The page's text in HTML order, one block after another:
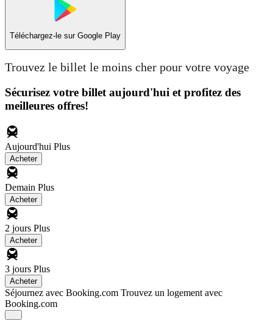
Téléchargez-le sur Google Play
Trouvez le billet le moins cher pour votre voyage
Sécurisez votre billet aujourd'hui et profitez des
meilleures offres!
Aujourd'hui Plus
Acheter
Demain Plus
Acheter
2 jours Plus
Acheter
3 jours Plus
Acheter
Séjournez avec Booking.com Trouvez un logement avec
Booking.com